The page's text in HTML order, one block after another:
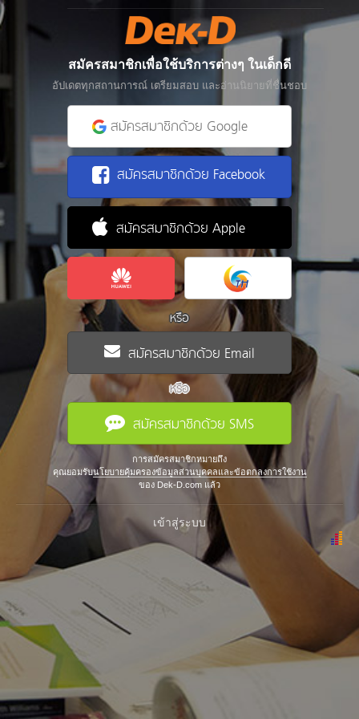
สมัครสมาชิกเพื่อใช้บริการต่างๆ ในเด็กดี
อัปเดตทุกสถานการณ์ เตรียมสอบ และอ่านนิยายที่ชื่นชอบ
สมัครสมาชิกด้วย Google
สมัครสมาชิกด้วย Facebook
สมัครสมาชิกด้วย Apple
หรือ
สมัครสมาชิกด้วย Email
หรือ
สมัครสมาชิกด้วย SMS
การสมัครสมาชิกหมายถึง
คุณยอมรับนโยบายคุ้มครองข้อมูลส่วนบุคคลและข้อตกลงการใช้งาน
ของ Dek-D.com แล้ว
เข้าสู่ระบบ